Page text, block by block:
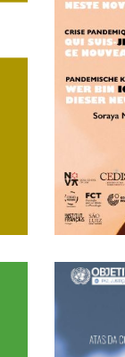
Crise
dans
/